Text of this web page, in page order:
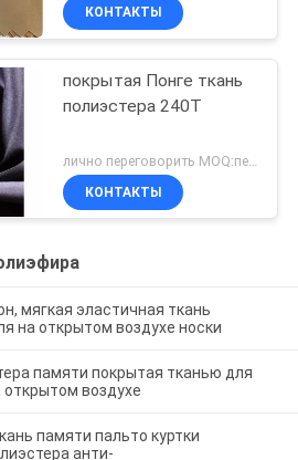
КОНТАКТЫ
покрытая Понге ткань
полиэстера 240Т
лично переговорить MOQ:переговоров
КОНТАКТЫ
мягкая эластичная ткань
на открытом воздухе носки
памяти покрытая тканью для
открытом воздухе
памяти пальто куртки
анти-